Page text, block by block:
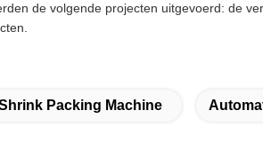
de volgende projecten uitgevoerd: de
Packing Machine